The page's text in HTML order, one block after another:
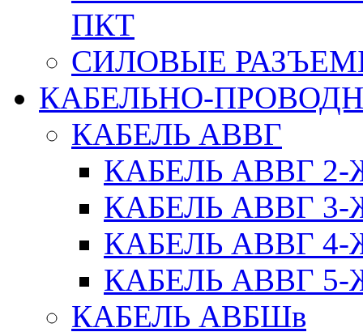
ПКТ
СИЛОВЫЕ
КАБЕЛЬНО-
КАБЕЛЬ АВВГ
КАБЕЛЬ АВВГ
КАБЕЛЬ АВВГ
КАБЕЛЬ АВВГ
КАБЕЛЬ АВВГ
КАБЕЛЬ АВБШв